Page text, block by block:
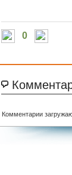
0
Комментарии